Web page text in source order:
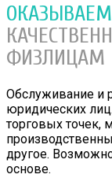
ФИЗЛИЦАМ
Обслуживание и
юридических
торговых точек,
другое.
основе.